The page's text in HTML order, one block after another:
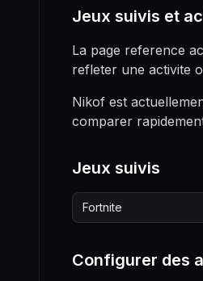
Jeux suivis et
La page reference
refleter une activite
Nikof est
comparer
Jeux suivis
Fortnite
Configurer des